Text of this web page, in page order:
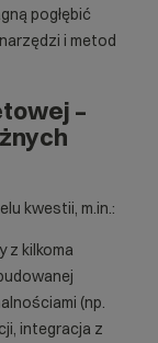
pogłębić
i metod
–
kwestii, m.in.:
z kilkoma
(np.
integracja z